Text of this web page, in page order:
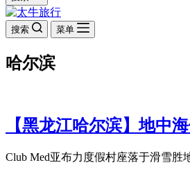
搜索 菜单
哈尔滨
【黑龙江哈尔滨】地中
Club Med亚布力度假村座落于滑雪胜